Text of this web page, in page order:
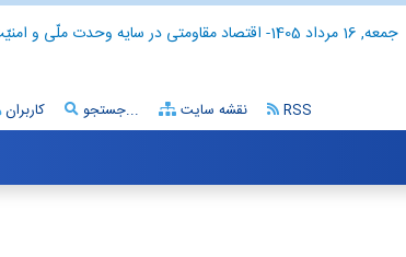
- اقتصاد مقاومتی در سایه وحدت ملّی و جمعه, 16 مرداد 1405
کاربران جستجو... نقشه سایت RSS